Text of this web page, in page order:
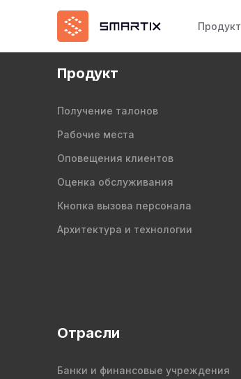
Продукт
Продукт
Получение талонов
Рабочие места
Оповещения клиентов
Оценка обслуживания
Кнопка вызова персонала
Архитектура и технологии
Отрасли
Банки и финансовые учреждения